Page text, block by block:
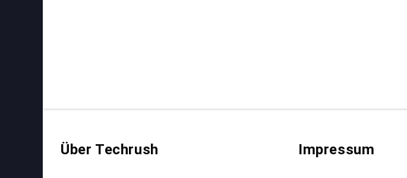
Über Techrush Impressum